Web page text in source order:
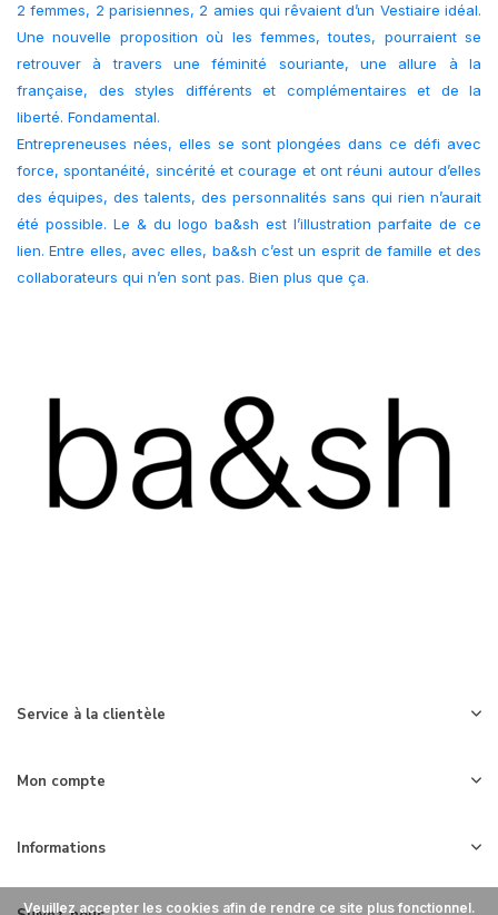
2 femmes, 2 parisiennes, 2 amies qui rêvaient d’un Vestiaire idéal.
Une nouvelle proposition où les femmes, toutes, pourraient se
retrouver à travers une féminité souriante, une allure à la
française, des styles différents et complémentaires et de la
liberté. Fondamental.
Entrepreneuses nées, elles se sont plongées dans ce défi avec
force, spontanéité, sincérité et courage et ont réuni autour d’elles
des équipes, des talents, des personnalités sans qui rien n’aurait
été possible. Le & du logo ba&sh est l’illustration parfaite de ce
lien. Entre elles, avec elles, ba&sh c’est un esprit de famille et des
collaborateurs qui n’en sont pas. Bien plus que ça.
Service à la clientèle
Mon compte
Informations
Veuillez accepter les cookies afin de rendre ce site plus fonctionnel.